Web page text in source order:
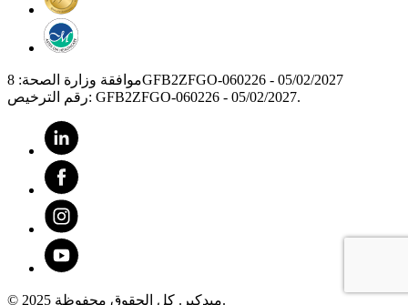
موافقة وزارة الصحة: 8GFB2ZFGO-060226 - 05/02/2027
رقم الترخيص: GFB2ZFGO-060226 - 05/02/2027.
© 2025 ميدكير. كل الحقوق محفوظة.